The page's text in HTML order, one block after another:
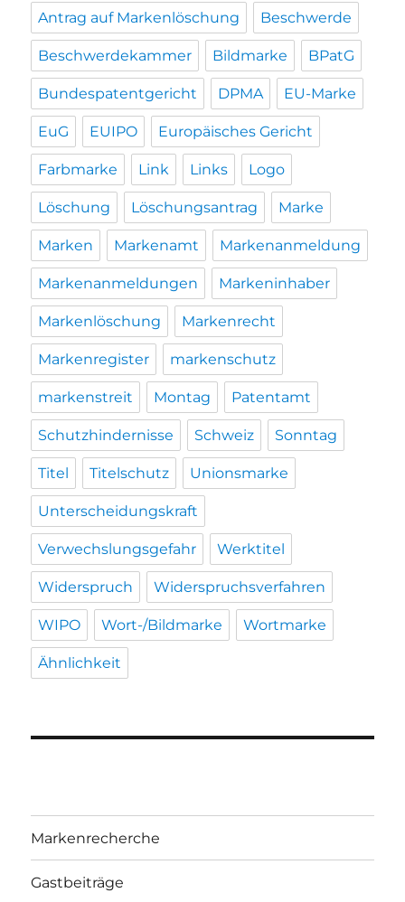
Antrag auf Markenlöschung Beschwerde
Beschwerdekammer Bildmarke BPatG
Bundespatentgericht DPMA EU-Marke
EuG EUIPO Europäisches Gericht
Farbmarke Link Links Logo
Löschung Löschungsantrag Marke
Marken Markenamt Markenanmeldung
Markenanmeldungen Markeninhaber
Markenlöschung Markenrecht
Markenregister markenschutz
markenstreit Montag Patentamt
Schutzhindernisse Schweiz Sonntag
Titel Titelschutz Unionsmarke
Unterscheidungskraft
Verwechslungsgefahr Werktitel
Widerspruch Widerspruchsverfahren
WIPO Wort-/Bildmarke Wortmarke
Ähnlichkeit
Markenrecherche
Gastbeiträge